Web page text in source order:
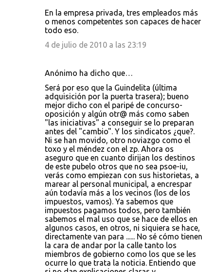
En la empresa privada, tres empleados más
o menos competentes son capaces de hacer
todo eso.
4 de julio de 2010 a las 23:19
Anónimo ha dicho que…
Será por eso que la Guindelita (última
adquisición por la puerta trasera); bueno
mejor dicho con el paripé de concurso-
oposición y algún otr@ más como saben
"las iniciativas" a conseguir se lo preparan
antes del "cambio". Y los sindicatos ¿que?.
Ni se han movido, otro noviazgo como el
toxo y el méndez con el zp. Ahora os
aseguro que en cuanto dirijan los destinos
de este pubelo otros que no sea psoe-iu,
verás como empiezan con sus historietas, a
marear al personal municipal, a encrespar
aún todavía más a los vecinos (los de los
impuestos, vamos). Ya sabemos que
impuestos pagamos todos, pero también
sabemos el mal uso que se hace de ellos en
algunos casos, en otros, ni siquiera se hace,
directamente van para ...... No sé cómo tienen
la cara de andar por la calle tanto los
miembros de gobierno como los que se les
ocurre lo que trata la noticia. Entiendo que